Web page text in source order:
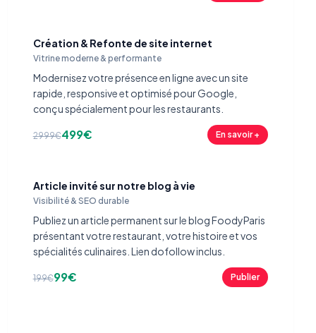
Création & Refonte de site internet
Vitrine moderne & performante
Modernisez votre présence en ligne avec un site
rapide, responsive et optimisé pour Google,
conçu spécialement pour les restaurants.
2999€499€ En savoir +
Article invité sur notre blog à vie
Visibilité & SEO durable
Publiez un article permanent sur le blog FoodyParis
présentant votre restaurant, votre histoire et vos
spécialités culinaires. Lien dofollow inclus.
199€99€ Publier